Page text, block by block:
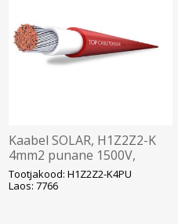
Kaabel SOLAR, H1Z2Z2-K
4mm2 punane 1500V,
Ø5,4mm,T500
Tootjakood: H1Z2Z2-K4PU
Laos: 7766